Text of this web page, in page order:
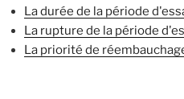
La durée de la période
La rupture de la période
La priorité de